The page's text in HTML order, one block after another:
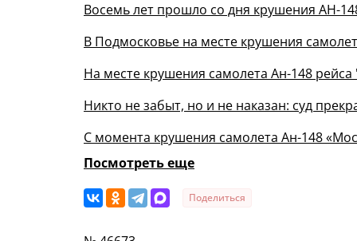
Восемь лет прошло со дня крушения АН-
В Подмосковье на месте крушения
На месте крушения самолета Ан-148
Никто не забыт, но и не наказан: суд
С момента крушения самолета Ан-148
Посмотреть еще
Поделиться